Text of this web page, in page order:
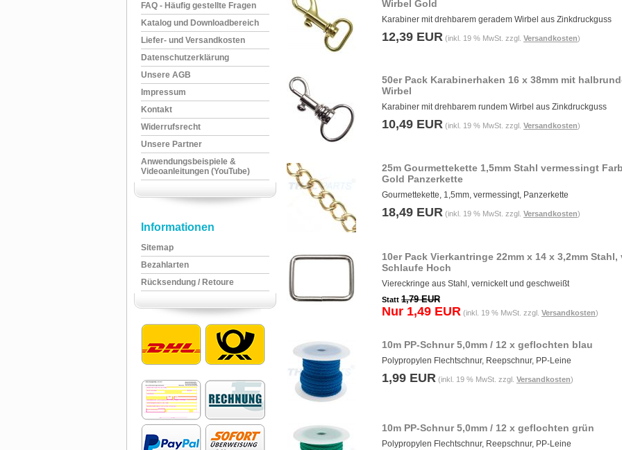
FAQ - Häufig gestellte Fragen
Katalog und Downloadbereich
Liefer- und Versandkosten
Datenschutzerklärung
Unsere AGB
Impressum
Kontakt
Widerrufsrecht
Unsere Partner
Anwendungsbeispiele &
Videoanleitungen (YouTube)
Informationen
Sitemap
Bezahlarten
Rücksendung / Retoure
Wirbel Gold
Karabiner mit drehbarem geradem Wirbel aus Zinkdruckguss
12,39 EUR (inkl. 19 % MwSt. zzgl. Versandkosten)
50er Pack Karabinerhaken 16 x 38mm mit
Wirbel
Karabiner mit drehbarem rundem Wirbel aus Zinkdruckguss
10,49 EUR (inkl. 19 % MwSt. zzgl. Versandkosten)
25m Gourmettekette 1,5mm Stahl vermessingt
Gold Panzerkette
Gourmettekette, 1,5mm, vermessingt, Panzerkette
18,49 EUR (inkl. 19 % MwSt. zzgl. Versandkosten)
10er Pack Vierkantringe 22mm x 14 x 3,2mm Stahl,
Schlaufe Hoch
Viereckringe aus Stahl, vernickelt und geschweißt
Statt 1,79 EUR
Nur 1,49 EUR (inkl. 19 % MwSt. zzgl. Versandkosten)
10m PP-Schnur 5,0mm / 12 x geflochten blau
Polypropylen Flechtschnur, Reepschnur, PP-Leine
1,99 EUR (inkl. 19 % MwSt. zzgl. Versandkosten)
10m PP-Schnur 5,0mm / 12 x geflochten grün
Polypropylen Flechtschnur, Reepschnur, PP-Leine